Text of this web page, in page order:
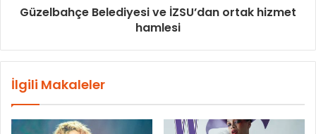
Güzelbahçe Belediyesi ve İZSU’dan ortak hizmet
hamlesi
İlgili Makaleler